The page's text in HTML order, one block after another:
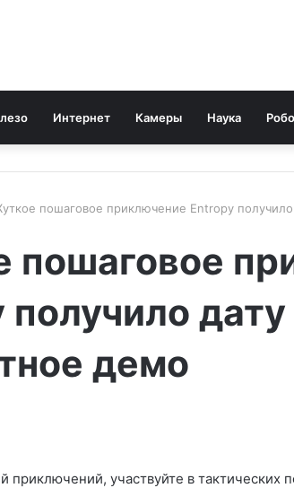
Интернет Камеры Наука
пошаговое приключение Entropy
пошаговое
получило
демо
приключений, участвуйте в тактических